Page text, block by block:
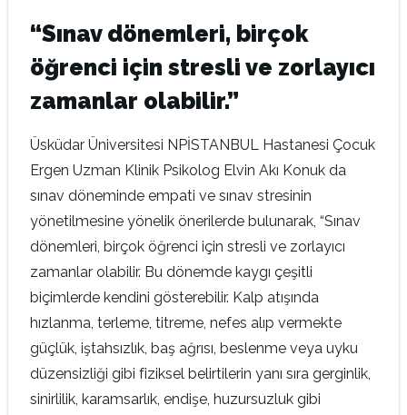
“Sınav dönemleri, birçok
öğrenci için stresli ve zorlayıcı
zamanlar olabilir.”
Üsküdar Üniversitesi NPİSTANBUL Hastanesi Çocuk
Ergen Uzman Klinik Psikolog Elvin Akı Konuk da
sınav döneminde empati ve sınav stresinin
yönetilmesine yönelik önerilerde bulunarak, “Sınav
dönemleri, birçok öğrenci için stresli ve zorlayıcı
zamanlar olabilir. Bu dönemde kaygı çeşitli
biçimlerde kendini gösterebilir. Kalp atışında
hızlanma, terleme, titreme, nefes alıp vermekte
güçlük, iştahsızlık, baş ağrısı, beslenme veya uyku
düzensizliği gibi fiziksel belirtilerin yanı sıra gerginlik,
sinirlilik, karamsarlık, endişe, huzursuzluk gibi